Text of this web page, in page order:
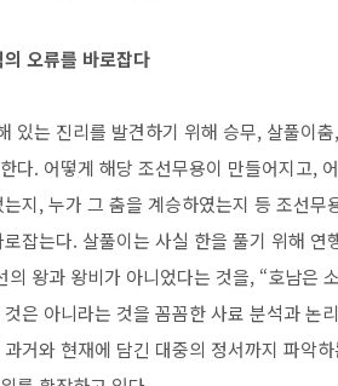
오류를 바로잡다
있는 진리를 발견하기 위해 승무, 살풀이
다. 어떻게 해당 조선무용이 만들어지고,
지, 누가 그 춤을 계승하였는지 등 조선
잡는다. 살풀이는 사실 한을 풀기 위해
의 왕과 왕비가 아니었다는 것을, “호남은
은 아니라는 것을 꼼꼼한 사료 분석과 논
거와 현재에 담긴 대중의 정서까지 파악